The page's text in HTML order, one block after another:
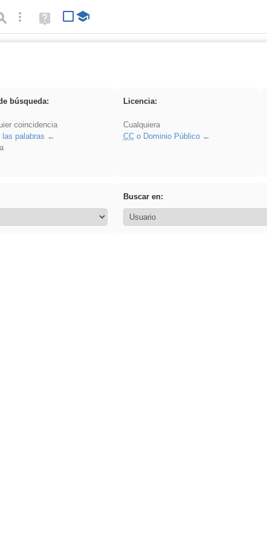
Búsqueda avanzada
Ayuda
(en
búsqueda:
coincidencia
las palabras
Licencia:
Cualquiera
CCo Dominio Público
Buscar en: